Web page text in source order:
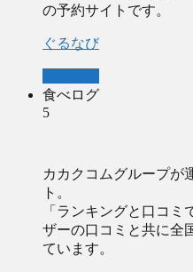
の予約サイトです。
ぐるなび
食べログ
5
カカクコムグループが
ト。
「ランキングと口コ
ザーの口コミと共に全
ています。